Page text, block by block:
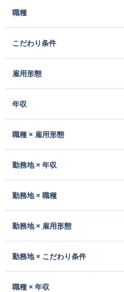
職種
こだわり条件
雇用形態
年収
職種 × 雇用形態
勤務地 × 年収
勤務地 × 職種
勤務地 × 雇用形態
勤務地 × こだわり条件
職種 × 年収